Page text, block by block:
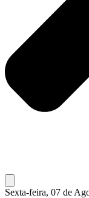
Sexta-feira, 07 de